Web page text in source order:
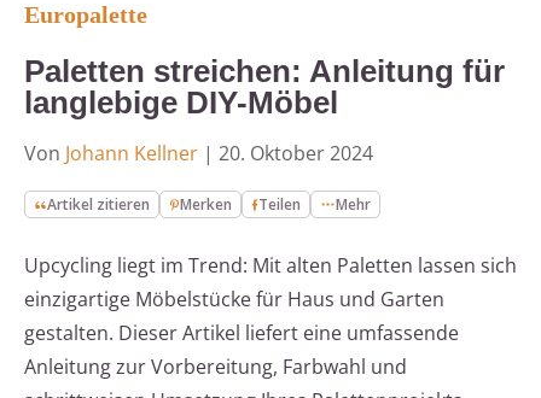
Europalette
Paletten streichen: Anleitung für
langlebige DIY-Möbel
Von Johann Kellner | 20. Oktober 2024
Artikel zitieren Merken Teilen Mehr
Upcycling liegt im Trend: Mit alten Paletten lassen sich
einzigartige Möbelstücke für Haus und Garten
gestalten. Dieser Artikel liefert eine umfassende
Anleitung zur Vorbereitung, Farbwahl und